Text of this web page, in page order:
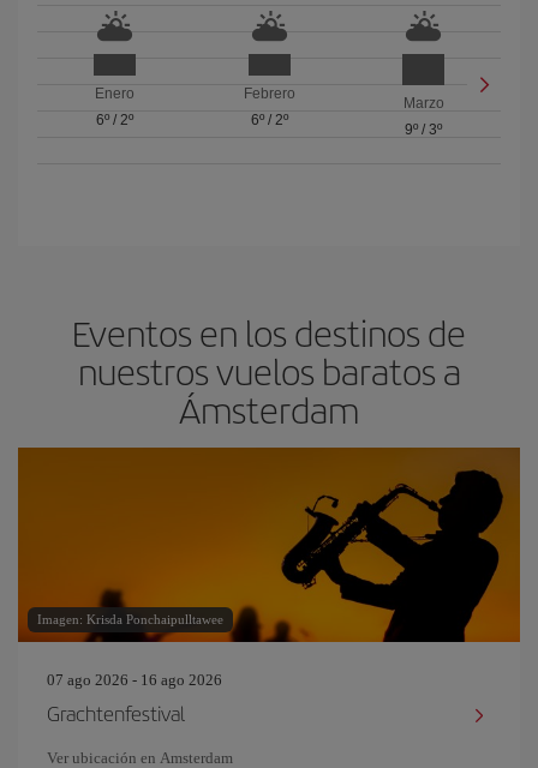
Enero
6º/ 2º
Febrero
6º/ 2º
Marzo
9º /3º
Eventos en los destinos de
nuestros vuelos baratos a
Ámsterdam
Imagen: Krisda Ponchaipulltawee
07 ago 2026 - 16 ago 2026
Grachtenfestival
Ver ubicación en Amsterdam